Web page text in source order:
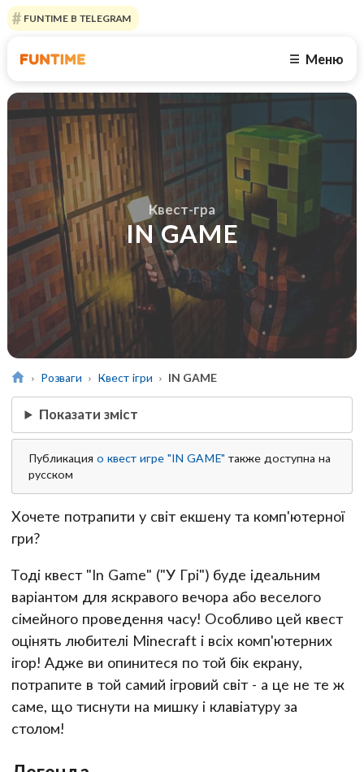
FUNTIME В TELEGRAM
☰ Меню
Квест-гра
IN GAME
Розваги Квест ігри IN GAME
Показати зміст
Публикацияо квест игре "IN GAME" также доступна на
русском
Хочете потрапити у світ екшену та комп'ютерної
гри?
Тоді квест "In Game" ("У Грі") буде ідеальним
варіантом для яскравого вечора або веселого
сімейного проведення часу! Особливо цей квест
оцінять любителі Minecraft і всіх комп'ютерних
ігор! Адже ви опинитеся по той бік екрану,
потрапите в той самий ігровий світ - а це не те ж
саме, що тиснути на мишку і клавіатуру за
столом!